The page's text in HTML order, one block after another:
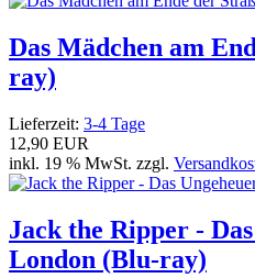
Das Mädchen am
ray)
Lieferzeit: 3-4 Tage
12,90 EUR
inkl. 19 % MwSt. zzgl.
Jack the Ripper -
London (Blu-ray)